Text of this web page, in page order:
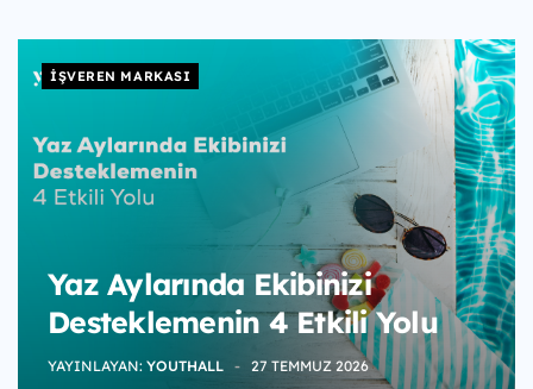
İŞVEREN MARKASI
Yaz Aylarında Ekibinizi
Desteklemenin 4 Etkili Yolu
YAYINLAYAN: YOUTHALL 27 TEMMUZ 2026